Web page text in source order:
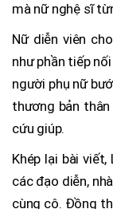
mà nữ nghệ sĩ
Nữ diễn viên
như phần tiếp
người phụ nữ
thương bản
cứu giúp.
Khép lại bài
các đạo diễn,
cùng cô. Đồng